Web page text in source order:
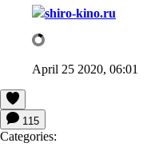
shiro-kino.ru
April 25 2020, 06:01
115
Categories: